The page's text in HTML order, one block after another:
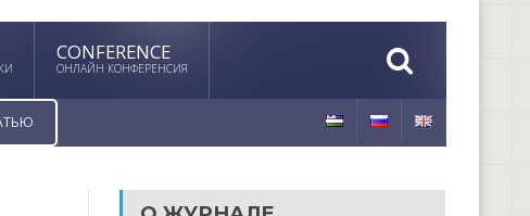
CONFERENCE
ОНЛАЙН КОНФЕРЕНСИЯ